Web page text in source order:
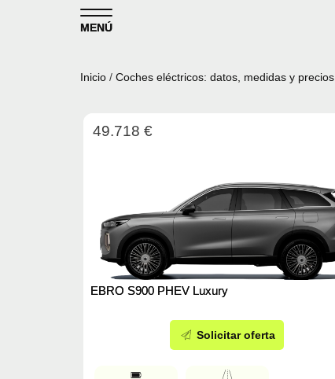
MENÚ
Inicio / Coches eléctricos: datos, medidas y precios
49.718 €
EBRO S900 PHEV Luxury
Solicitar oferta